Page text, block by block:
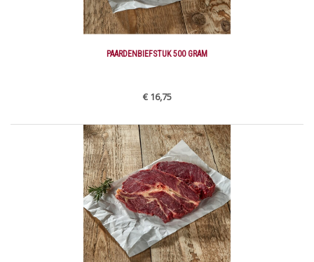
PAARDENBIEFSTUK 500 GRAM
€ 16,75